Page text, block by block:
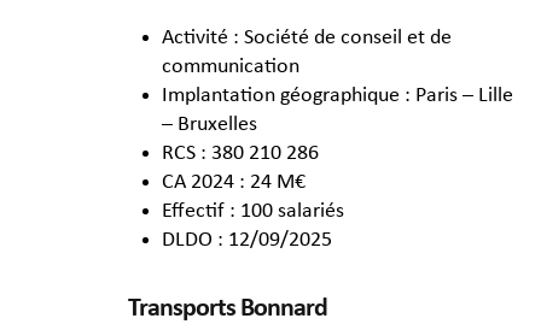
Activité : Société de conseil et de
communication
Implantation géographique : Paris – Lille
– Bruxelles
RCS : 380 210 286
CA 2024 : 24 M€
Effectif : 100 salariés
DLDO : 12/09/2025
Transports Bonnard